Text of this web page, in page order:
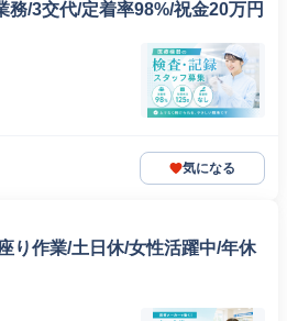
務/3交代/定着率98%/祝金20万円
気になる
り作業/土日休/女性活躍中/年休